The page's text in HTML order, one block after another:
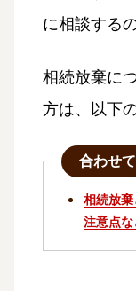
に相談する
相続放棄に
方は、以下
合わせ
相続放棄
注意点